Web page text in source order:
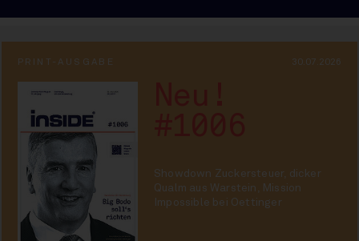
PRINT-AUSGABE 30.07.2026
Showdown Zuckersteuer, dicker
Qualm aus Warstein, Mission
Impossible bei Oettinger